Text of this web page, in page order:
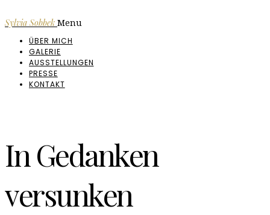
Sylvia Sobbek Menu
ÜBER MICH
GALERIE
AUSSTELLUNGEN
PRESSE
KONTAKT
In Gedanken
versunken